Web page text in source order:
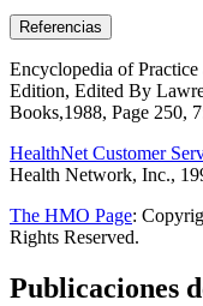
Referencias
Encyclopedia of
Edition, Edited By
Books,1988, Page 250,
HealthNet Customer
Health Network, Inc.,
The HMO Page:
Rights Reserved.
Publicaciones